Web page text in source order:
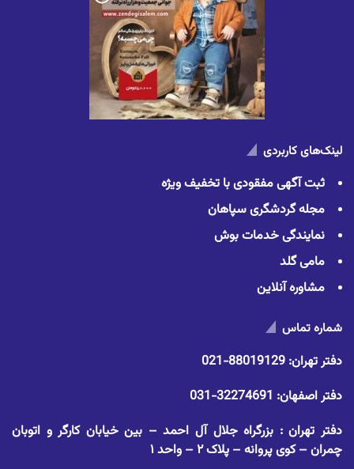
لینک‌های کاربردی
ثبت آگهی مفقودی با تخفیف ویژه
مجله گردشگری سپاهان
نمایندگی خدمات بوش
مامی گلد
مشاوره آنلاین
شماره تماس
دفتر تهران: 88019129-021
دفتر اصفهان: 32274691-031
دفتر تهران : بزرگراه جلال آل احمد – بین خیابان کارگر و اتوبان
چمران – کوی پروانه – پلاک ۲ – واحد ۱